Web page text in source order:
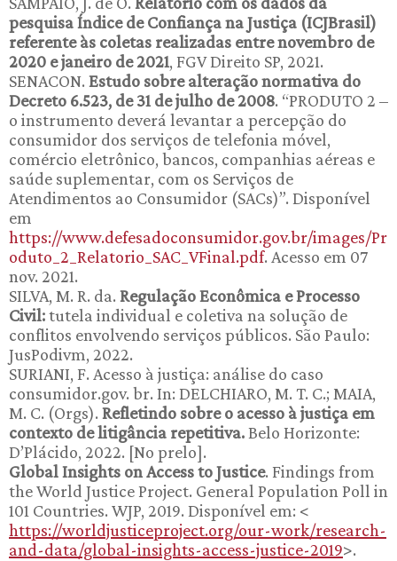
pesquisa Índice de Confiança na Justiça (ICJBrasil)
referente às coletas realizadas entre novembro de
2020 e janeiro de 2021, FGV Direito SP, 2021.
SENACON. Estudo sobre alteração normativa do
Decreto 6.523, de 31 de julho de 2008. “PRODUTO 2 –
o instrumento deverá levantar a percepção do
consumidor dos serviços de telefonia móvel,
comércio eletrônico, bancos, companhias aéreas e
saúde suplementar, com os Serviços de
Atendimentos ao Consumidor (SACs)”. Disponível
em
https://www.defesadoconsumidor.gov.br/images/Pr
oduto_2_Relatorio_SAC_VFinal.pdf. Acesso em 07
nov. 2021.
SILVA, M. R. da. Regulação Econômica e Processo
Civil:tutela individual e coletiva na solução de
conflitos envolvendo serviços públicos. São Paulo:
JusPodivm, 2022.
SURIANI, F. Acesso à justiça: análise do caso
consumidor.gov. br. In: DELCHIARO, M. T. C.; MAIA,
M. C. (Orgs). Refletindo sobre o acesso à justiça em
contexto de litigância repetitiva.Belo Horizonte:
D’Plácido, 2022. [No prelo].
Global Insights on Access to Justice. Findings from
the World Justice Project. General Population Poll in
101 Countries. WJP, 2019. Disponível em: <
https://worldjusticeproject.org/our-work/research-
and-data/global-insights-access-justice-2019>.